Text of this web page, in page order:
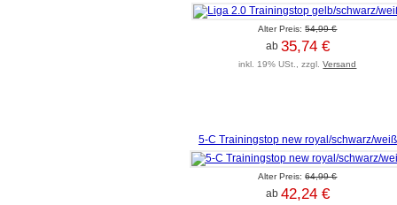
Alter Preis:54,99 €
ab 35,74 €
inkl. 19% USt., zzgl.Versand
5-C Trainingstop new royal/schwarz/weiß
Alter Preis:64,99 €
ab 42,24 €